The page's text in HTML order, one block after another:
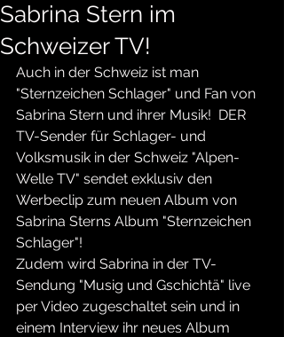
Sabrina Stern im
Schweizer TV!
Auch in der Schweiz ist man
"Sternzeichen Schlager" und Fan von
Sabrina Stern und ihrer Musik!  DER
TV-Sender für Schlager- und
Volksmusik in der Schweiz "Alpen-
Welle TV" sendet exklusiv den
Werbeclip zum neuen Album von
Sabrina Sterns Album "Sternzeichen
Schlager"!
Zudem wird Sabrina in der TV-
Sendung "Musig und Gschichtä" live
per Video zugeschaltet sein und in
einem Interview ihr neues Album